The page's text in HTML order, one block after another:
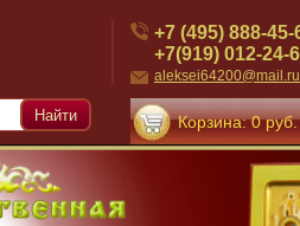
+7 (495) 888-45-
+7(919) 012-24-
aleksei64200@mail.ru
Корзина: 0 руб.
Найти